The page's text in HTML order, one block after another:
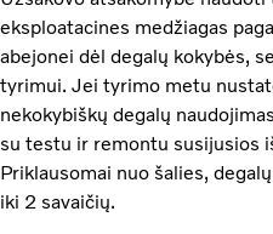
eksploatacines medžiagas
abejonei dėl degalų kokybės,
tyrimui. Jei tyrimo metu
nekokybiškų degalų
su testu ir remontu susijusios
Priklausomai nuo šalies,
iki 2 savaičių.